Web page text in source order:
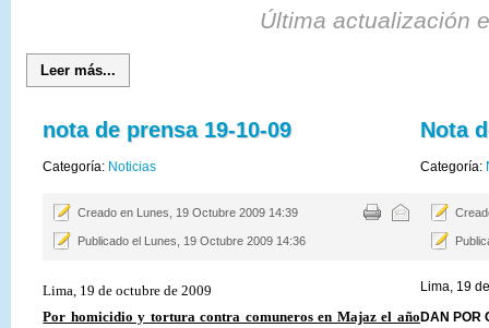
Última actualización
Leer más...
nota de prensa 19-10-09
Categoría: Noticias
Creado en Lunes, 19 Octubre 2009 14:39
Publicado el Lunes, 19 Octubre 2009 14:36
Lima, 19 de octubre de 2009
Por homicidio y tortura contra comuneros en Majaz el año
Nota
Categoría:
Lima, 19
DAN POR